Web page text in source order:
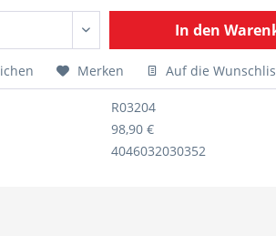
In den
Merken Auf die
R03204
98,90 €
4046032030352